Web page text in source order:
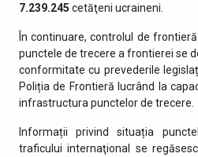
7.239.245 cetăţeni ucraineni.
În continuare, controlul de
punctele de trecere a frontierei se
conformitate cu prevederile
Poliția de Frontieră lucrând la
infrastructura punctelor de trecere.
Informații privind situația
traficului internaţional se